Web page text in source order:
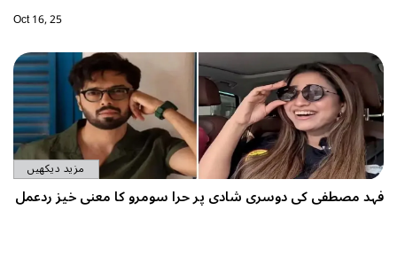
Oct 16, 25
مزید دیکھیں
فہد مصطفی کی دوسری شادی پر حرا سومرو کا معنی خیز ردعمل